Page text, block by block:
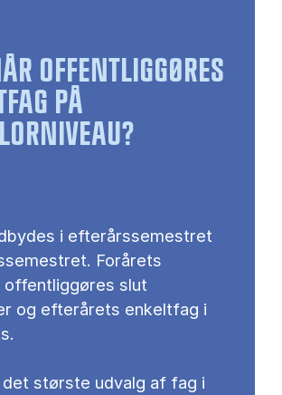
OFFENTLIGGØRES
PÅ
i efterårssemestret
Forårets
slut
og efterårets enkeltfag i
stør­ste ud­valg af fag i